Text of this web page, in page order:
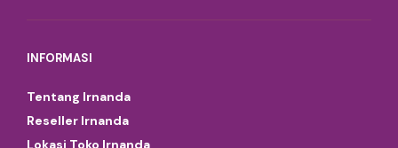
INFORMASI
Tentang Irnanda
Reseller Irnanda
Lokasi Toko Irnanda